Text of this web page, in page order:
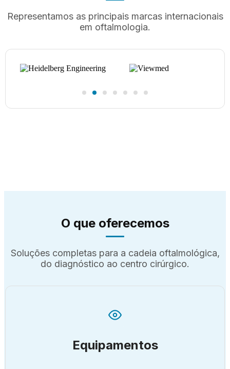
Representamos as principais marcas internacionais
em oftalmologia.
O que oferecemos
Soluções completas para a cadeia oftalmológica,
do diagnóstico ao centro cirúrgico.
Equipamentos